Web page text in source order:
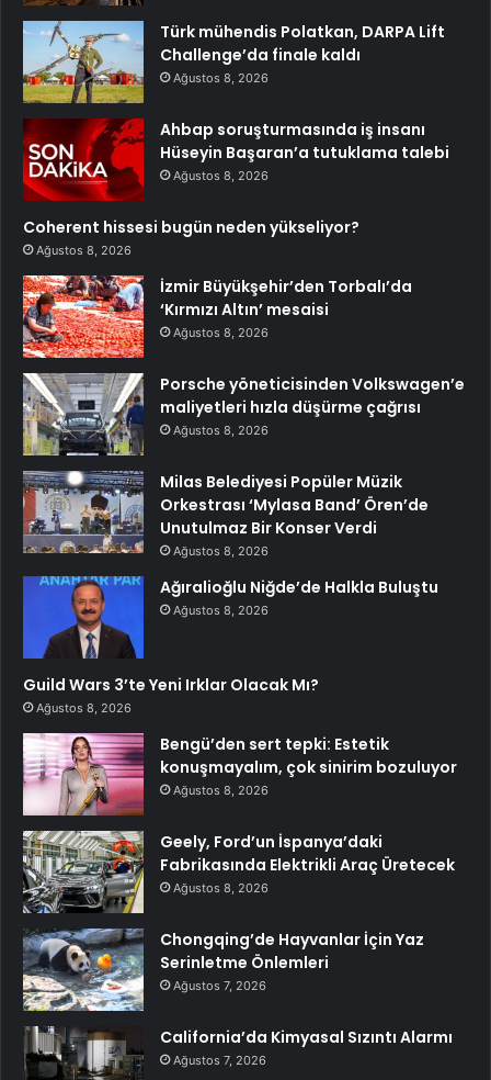
Türk mühendis Polatkan, DARPA Lift
Challenge’da finale kaldı
Ağustos 8, 2026
Ahbap soruşturmasında iş insanı
Hüseyin Başaran’a tutuklama talebi
Ağustos 8, 2026
Coherent hissesi bugün neden yükseliyor?
Ağustos 8, 2026
İzmir Büyükşehir’den Torbalı’da
‘Kırmızı Altın’ mesaisi
Ağustos 8, 2026
Porsche yöneticisinden Volkswagen’e
maliyetleri hızla düşürme çağrısı
Ağustos 8, 2026
Milas Belediyesi Popüler Müzik
Orkestrası ‘Mylasa Band’ Ören’de
Unutulmaz Bir Konser Verdi
Ağustos 8, 2026
Ağıralioğlu Niğde’de Halkla Buluştu
Ağustos 8, 2026
Guild Wars 3’te Yeni Irklar Olacak Mı?
Ağustos 8, 2026
Bengü’den sert tepki: Estetik
konuşmayalım, çok sinirim bozuluyor
Ağustos 8, 2026
Geely, Ford’un İspanya’daki
Fabrikasında Elektrikli Araç Üretecek
Ağustos 8, 2026
Chongqing’de Hayvanlar İçin Yaz
Serinletme Önlemleri
Ağustos 7, 2026
California’da Kimyasal Sızıntı Alarmı
Ağustos 7, 2026